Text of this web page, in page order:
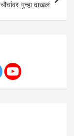
गुन्हा दाखल